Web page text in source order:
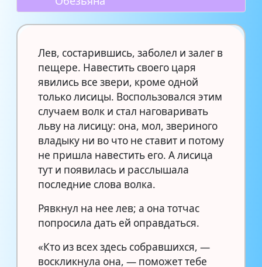
Лев, состарившись, заболел и залег в
пещере. Навестить своего царя
явились все звери, кроме одной
только лисицы. Воспользовался этим
случаем волк и стал наговаривать
льву на лисицу: она, мол, звериного
владыку ни во что не ставит и потому
не пришла навестить его. А лисица
тут и появилась и расслышала
последние слова волка.
Рявкнул на нее лев; а она тотчас
попросила дать ей оправдаться.
«Кто из всех здесь собравшихся, —
воскликнула она, — поможет тебе